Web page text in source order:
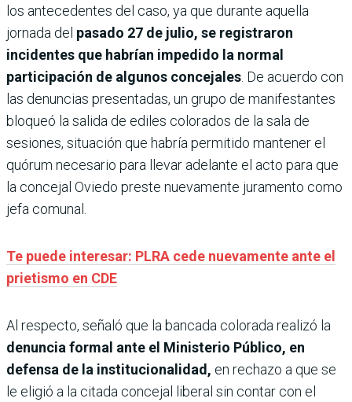
los antecedentes del caso, ya que durante aquella
jornada del pasado 27 de julio, se registraron
incidentes que habrían impedido la normal
participación de algunos concejales . De acuerdo con
las denuncias presentadas, un grupo de manifestantes
bloqueó la salida de ediles colorados de la sala de
sesiones, situación que habría permitido mantener el
quórum necesario para llevar adelante el acto para que
la concejal Oviedo preste nuevamente juramento como
jefa comunal.
Te puede interesar: PLRA cede nuevamente ante el
prietismo en CDE
Al respecto, señaló que la bancada colorada realizó la
denuncia formal ante el Ministerio Público, en
defensa de la institucionalidad, en rechazo a que se
le eligió a la citada concejal liberal sin contar con el